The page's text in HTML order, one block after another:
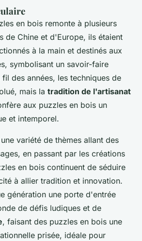
en bois remonte à plusieurs
de Chine et d'Europe, ils étaient
à la main et destinés aux
symbolisant un savoir-faire
des années, les techniques de
mais la tradition de l'artisanat
aux puzzles en bois un
et intemporel.
variété de thèmes allant des
en passant par les créations
en bois continuent de séduire
à allier tradition et innovation.
génération une porte d'entrée
de défis ludiques et de
, faisant des puzzles en bois une
prisée, idéale pour